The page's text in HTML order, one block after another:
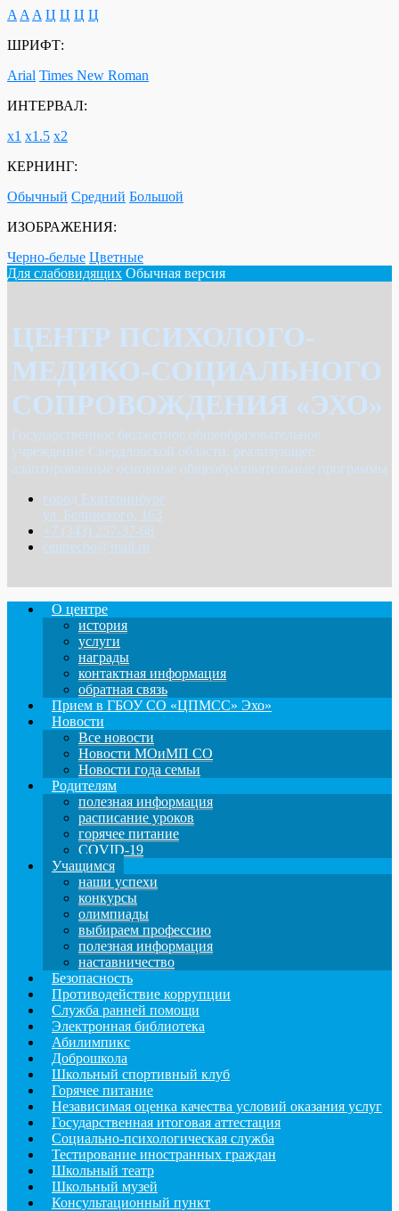
A A A Ц Ц Ц Ц
ШРИФТ:
Arial Times New Roman
ИНТЕРВАЛ:
х1 х1.5 х2
КЕРНИНГ:
Обычный Средний Большой
ИЗОБРАЖЕНИЯ:
Черно-белые Цветные
Для слабовидящих Обычная версия
ЦЕНТР ПСИХОЛОГО-
МЕДИКО-СОЦИАЛЬНОГО
СОПРОВОЖДЕНИЯ «ЭХО»
Государственное бюджетное общеобразовательное
учреждение Свердловской области, реализующее
адаптированные основные общеобразовательные программы
город Екатеринбург
ул. Белинского, 163
+7 (343) 257-37-68
centrecho@mail.ru
О центре
история
услуги
награды
контактная информация
обратная связь
Прием в ГБОУ СО «ЦПМСС» Эхо»
Новости
Все новости
Новости МОиМП СО
Новости года семьи
Родителям
полезная информация
расписание уроков
горячее питание
COVID-19
Учащимся
наши успехи
конкурсы
олимпиады
выбираем профессию
полезная информация
наставничество
Безопасность
Противодействие коррупции
Служба ранней помощи
Электронная библиотека
Абилимпикс
Доброшкола
Школьный спортивный клуб
Горячее питание
Независимая оценка качества условий оказания услуг
Государственная итоговая аттестация
Социально-психологическая служба
Тестирование иностранных граждан
Школьный театр
Школьный музей
Консультационный пункт